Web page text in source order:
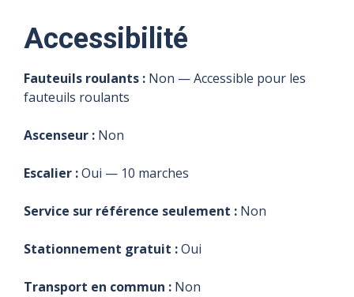
Accessibilité
Fauteuils roulants : Non — Accessible pour les
fauteuils roulants
Ascenseur : Non
Escalier :Oui — 10 marches
Service sur référence seulement : Non
Stationnement gratuit :Oui
Transport en commun : Non